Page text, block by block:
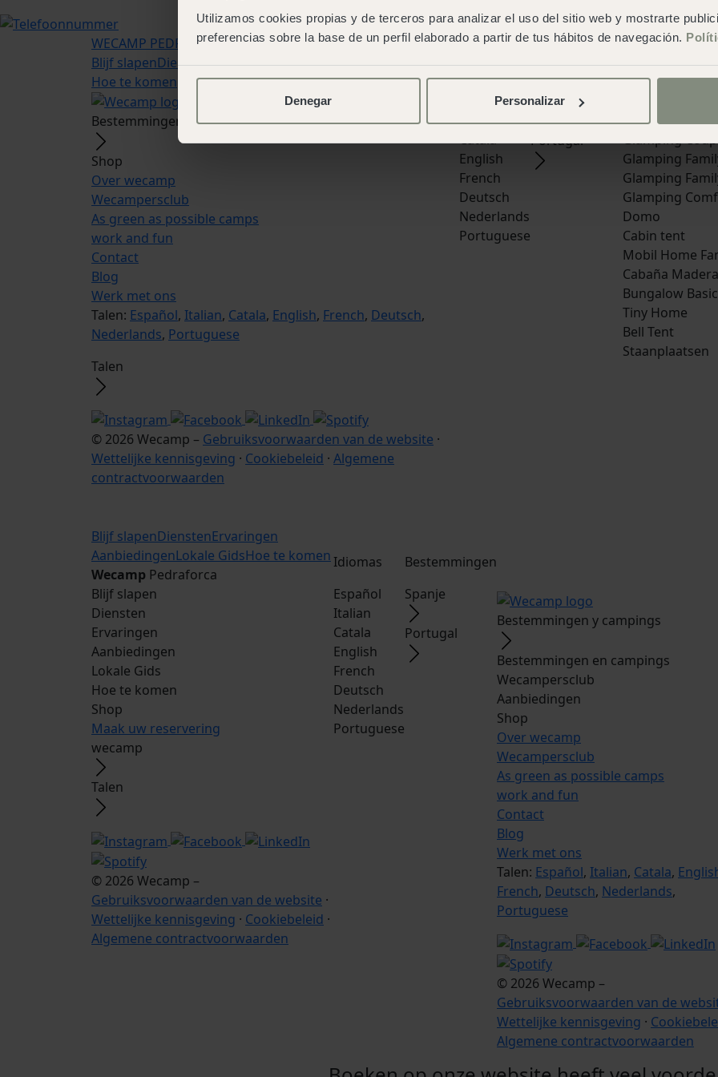
Utilizamos cookies propias y de terceros para analizar el uso del sitio web y mostrarte
preferencias sobre la base de un perfil elaborado a partir de tus hábitos de navegación.
Denegar Personalizar
WECAMP PEDRAFORCA
Blijf slapenDienstenErvaringenAanbiedingenLokale Gids
Hoe te komen
Bestemmingen en campings
Shop
Over wecamp
Wecampersclub
As green as possible camps
work and fun
Contact
Blog
Werk met ons
Talen: Español, Italian, Catala, English, French, Deutsch,
Nederlands, Portuguese
Talen
© 2026 Wecamp – Gebruiksvoorwaarden van de website ·
Wettelijke kennisgeving · Cookiebeleid · Algemene
contractvoorwaarden
Talen
Español
Italian
Catala
English
French
Deutsch
Nederlands
Portuguese
Bestemmingen
Spanje
Portugal
Lodge Duplex
Glamping
Glamping
Glamping
Glamping
Domo
Cabin tent
Mobil Home
Cabaña Madera
Bungalow Basic
Tiny Home
Bell Tent
Staanplaatsen
Blijf slapenDienstenErvaringen
AanbiedingenLokale GidsHoe te komen
Wecamp Pedraforca
Blijf slapen
Diensten
Ervaringen
Aanbiedingen
Lokale Gids
Hoe te komen
Shop
Maak uw reservering
wecamp
Talen
© 2026 Wecamp –
Gebruiksvoorwaarden van de website ·
Wettelijke kennisgeving · Cookiebeleid ·
Algemene contractvoorwaarden
Idiomas
Español
Italian
Catala
English
French
Deutsch
Nederlands
Portuguese
Bestemmingen
Spanje
Portugal
Bestemmingen y campings
Bestemmingen en campings
Wecampersclub
Aanbiedingen
Shop
Over wecamp
Wecampersclub
As green as possible camps
work and fun
Contact
Blog
Werk met ons
Talen: Español, Italian, Catala,
French, Deutsch, Nederlands,
Portuguese
© 2026 Wecamp –
Gebruiksvoorwaarden van de
Wettelijke kennisgeving ·
Algemene contractvoorwaarden